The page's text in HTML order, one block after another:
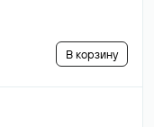
В корзину